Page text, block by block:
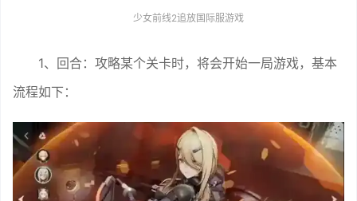
少女前线2追放国际服游戏
1、回合：攻略某个关卡时，将会开始一局游戏，基本
流程如下：